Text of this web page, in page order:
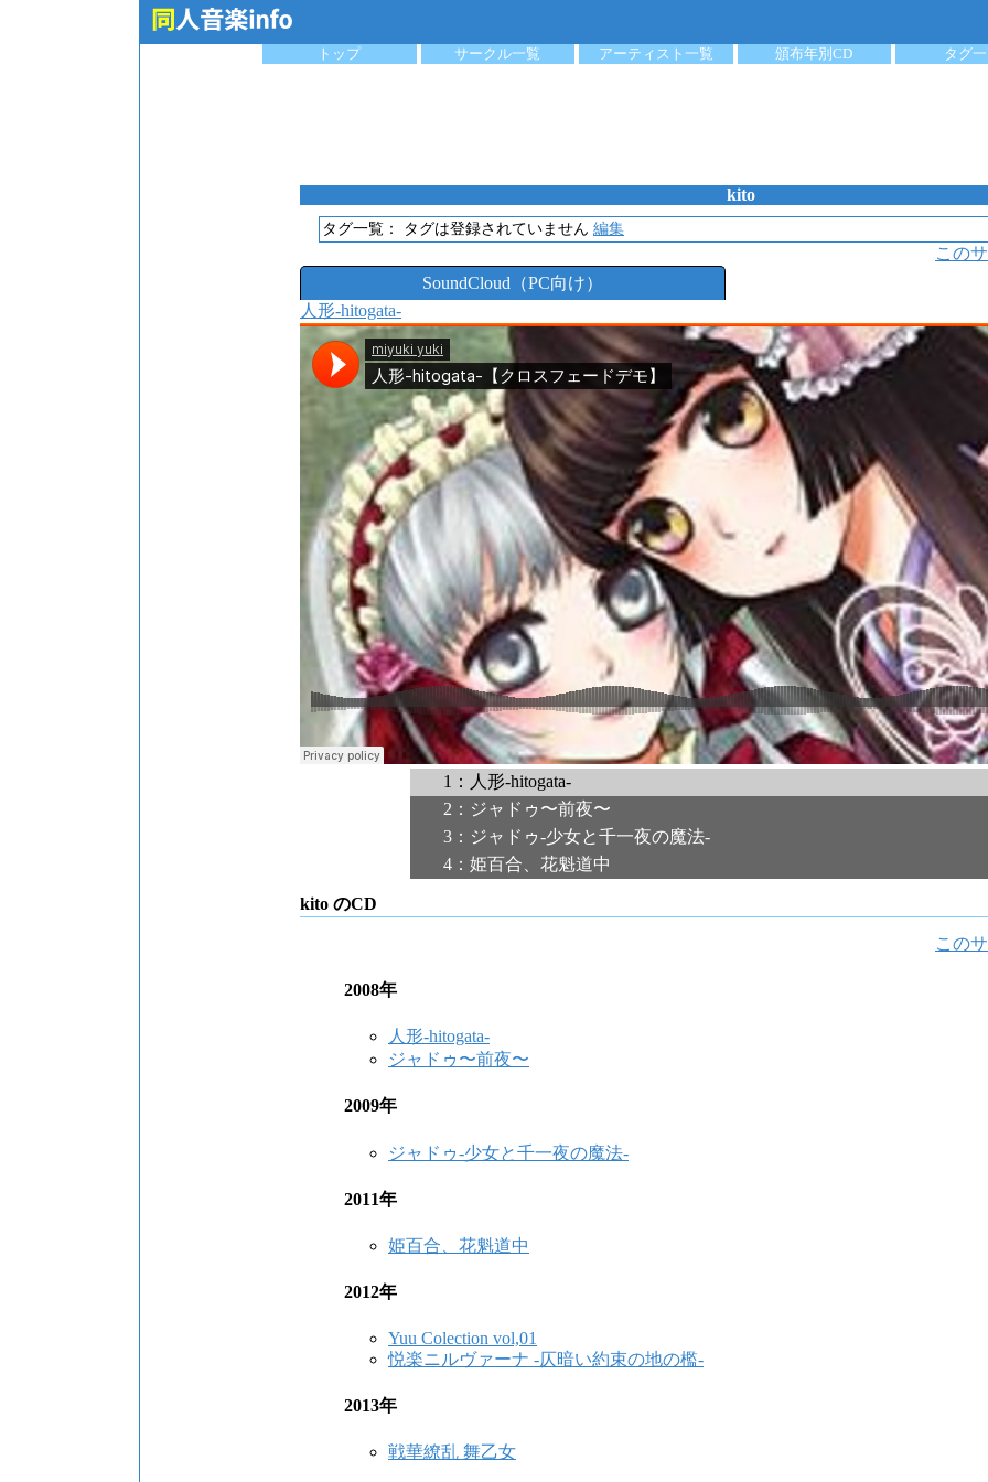
トップ サークル一覧 アーティスト一覧 頒布年別CD タグ
kito
タグ一覧： タグは登録されていません 編集
この
SoundCloud（PC向け）
人形-hitogata-
1：人形-hitogata-
2：ジャドゥ〜前夜〜
3：ジャドゥ-少女と千一夜の魔法-
4：姫百合、花魁道中
kito のCD
この
2008年
人形-hitogata-
ジャドゥ〜前夜〜
2009年
ジャドゥ-少女と千一夜の魔法-
2011年
姫百合、花魁道中
2012年
Yuu Colection vol,01
悦楽ニルヴァーナ -仄暗い約束の地の檻-
2013年
戦華繚乱 舞乙女